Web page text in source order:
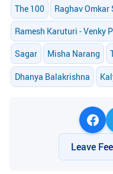
The 100 Raghav Omkar
Ramesh Karuturi - Venky
Sagar Misha Narang
Dhanya Balakrishna
Leave